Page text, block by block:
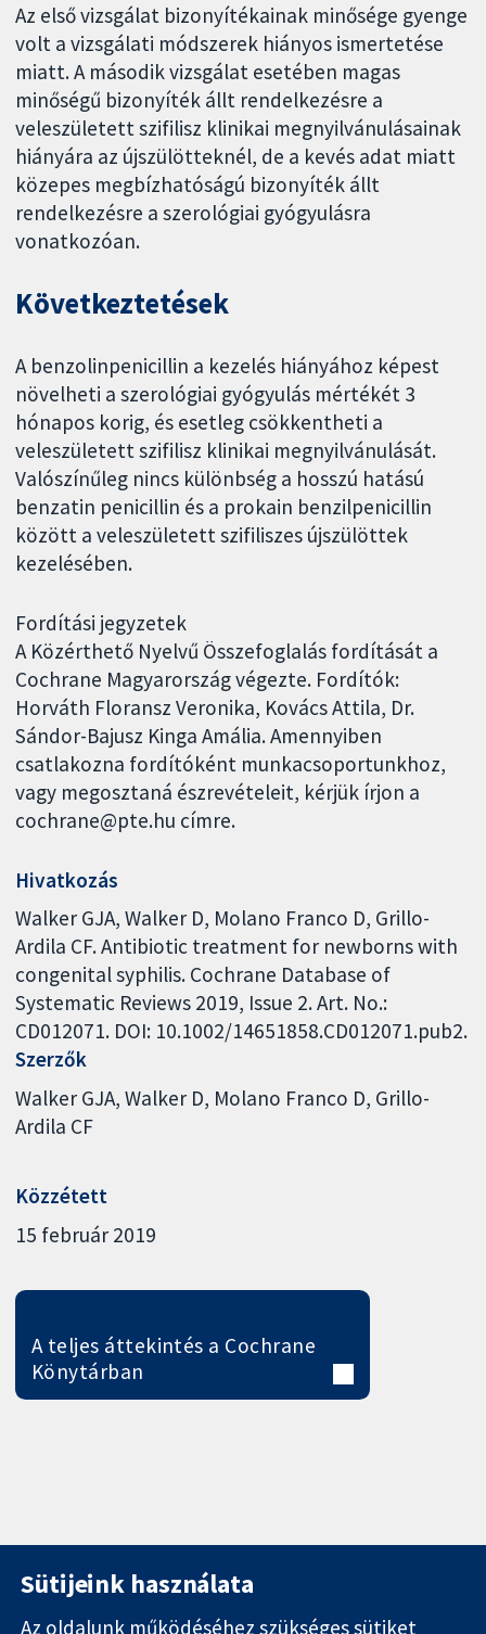
Az első vizsgálat bizonyítékainak minősége gyenge
volt a vizsgálati módszerek hiányos ismertetése
miatt. A második vizsgálat esetében magas
minőségű bizonyíték állt rendelkezésre a
veleszületett szifilisz klinikai megnyilvánulásainak
hiányára az újszülötteknél, de a kevés adat miatt
közepes megbízhatóságú bizonyíték állt
rendelkezésre a szerológiai gyógyulásra
vonatkozóan.
Következtetések
A benzolinpenicillin a kezelés hiányához képest
növelheti a szerológiai gyógyulás mértékét 3
hónapos korig, és esetleg csökkentheti a
veleszületett szifilisz klinikai megnyilvánulását.
Valószínűleg nincs különbség a hosszú hatású
benzatin penicillin és a prokain benzilpenicillin
között a veleszületett szifiliszes újszülöttek
kezelésében.
Fordítási jegyzetek
A Közérthető Nyelvű Összefoglalás fordítását a
Cochrane Magyarország végezte. Fordítók:
Horváth Floransz Veronika, Kovács Attila, Dr.
Sándor-Bajusz Kinga Amália. Amennyiben
csatlakozna fordítóként munkacsoportunkhoz,
vagy megosztaná észrevételeit, kérjük írjon a
cochrane@pte.hu címre.
Hivatkozás
Walker GJA, Walker D, Molano Franco D, Grillo-
Ardila CF. Antibiotic treatment for newborns with
congenital syphilis. Cochrane Database of
Systematic Reviews 2019, Issue 2. Art. No.:
CD012071. DOI: 10.1002/14651858.CD012071.pub2.
Szerzők
Walker GJA Walker D Molano Franco D Grillo-
Ardila CF
Közzétett
15 február 2019
A teljes áttekintés a Cochrane
Könytárban
Sütijeink használata
Az oldalunk működéséhez szükséges sütiket